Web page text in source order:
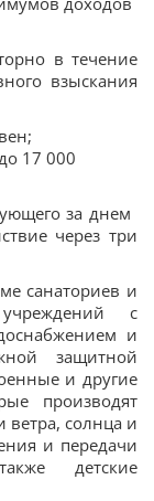
в течение
взыскания
17 000
за днем
через три
санаториев и
учреждений с
и
защитной
и другие
производят
ветра, солнца и
и передачи
детские